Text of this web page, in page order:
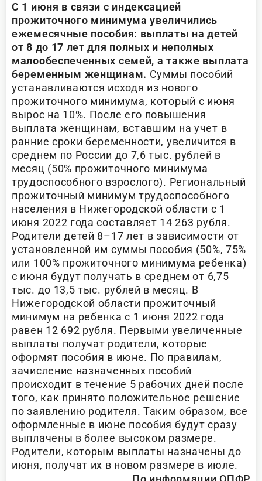
С 1 июня в связи с индексацией
прожиточного минимума увеличились
ежемесячные пособия: выплаты на детей
от 8 до 17 лет для полных и неполных
малообеспеченных семей, а также выплата
беременным женщинам. Суммы пособий
устанавливаются исходя из нового
прожиточного минимума, который с июня
вырос на 10%. После его повышения
выплата женщинам, вставшим на учет в
ранние сроки беременности, увеличится в
среднем по России до 7,6 тыс. рублей в
месяц (50% прожиточного минимума
трудоспособного взрослого). Региональный
прожиточный минимум трудоспособного
населения в Нижегородской области с 1
июня 2022 года составляет 14 263 рубля.
Родители детей 8–17 лет в зависимости от
установленной им суммы пособия (50%, 75%
или 100% прожиточного минимума ребенка)
с июня будут получать в среднем от 6,75
тыс. до 13,5 тыс. рублей в месяц. В
Нижегородской области прожиточный
минимум на ребенка с 1 июня 2022 года
равен 12 692 рубля. Первыми увеличенные
выплаты получат родители, которые
оформят пособия в июне. По правилам,
зачисление назначенных пособий
происходит в течение 5 рабочих дней после
того, как принято положительное решение
по заявлению родителя. Таким образом, все
оформленные в июне пособия будут сразу
выплачены в более высоком размере.
Родители, которым выплаты назначены до
июня, получат их в новом размере в июле.